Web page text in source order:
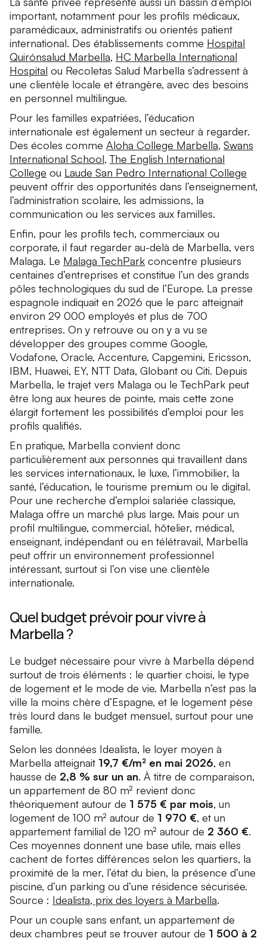
important, notamment pour les profils médicaux,
paramédicaux, administratifs ou orientés patient
international. Des établissements comme Hospital
Quirónsalud Marbella, HC Marbella International
Hospital ou Recoletas Salud Marbella s’adressent à
une clientèle locale et étrangère, avec des besoins
en personnel multilingue.
Pour les familles expatriées, l’éducation
internationale est également un secteur à regarder.
Des écoles comme Aloha College Marbella, Swans
International School,The English International
College ou Laude San Pedro International College
peuvent offrir des opportunités dans l’enseignement,
l’administration scolaire, les admissions, la
communication ou les services aux familles.
Enfin, pour les profils tech, commerciaux ou
corporate, il faut regarder au-delà de Marbella, vers
Malaga. Le Malaga TechPark concentre plusieurs
centaines d’entreprises et constitue l’un des grands
pôles technologiques du sud de l’Europe. La presse
espagnole indiquait en 2026 que le parc atteignait
environ 29 000 employés et plus de 700
entreprises. On y retrouve ou on y a vu se
développer des groupes comme Google,
Vodafone, Oracle, Accenture, Capgemini, Ericsson,
IBM, Huawei, EY, NTT Data, Globant ou Citi. Depuis
Marbella, le trajet vers Malaga ou le TechPark peut
être long aux heures de pointe, mais cette zone
élargit fortement les possibilités d’emploi pour les
profils qualifiés.
En pratique, Marbella convient donc
particulièrement aux personnes qui travaillent dans
les services internationaux, le luxe, l’immobilier, la
santé, l’éducation, le tourisme premium ou le digital.
Pour une recherche d’emploi salariée classique,
Malaga offre un marché plus large. Mais pour un
profil multilingue, commercial, hôtelier, médical,
enseignant, indépendant ou en télétravail, Marbella
peut offrir un environnement professionnel
intéressant, surtout si l’on vise une clientèle
internationale.
Quel budget prévoir pour vivre à
Marbella ?
Le budget nécessaire pour vivre à Marbella dépend
surtout de trois éléments : le quartier choisi, le type
de logement et le mode de vie. Marbella n’est pas la
ville la moins chère d’Espagne, et le logement pèse
très lourd dans le budget mensuel, surtout pour une
famille.
Selon les données Idealista, le loyer moyen à
Marbella atteignait 19,7 €/m² en mai 2026, en
hausse de 2,8 % sur un an. À titre de comparaison,
un appartement de 80 m² revient donc
théoriquement autour de 1 575 € par mois, un
logement de 100 m² autour de 1 970 €, et un
appartement familial de 120 m² autour de 2 360 €.
Ces moyennes donnent une base utile, mais elles
cachent de fortes différences selon les quartiers, la
proximité de la mer, l’état du bien, la présence d’une
piscine, d’un parking ou d’une résidence sécurisée.
Source : Idealista, prix des loyers à Marbella.
Pour un couple sans enfant, un appartement de
deux chambres peut se trouver autour de 1 500 à 2